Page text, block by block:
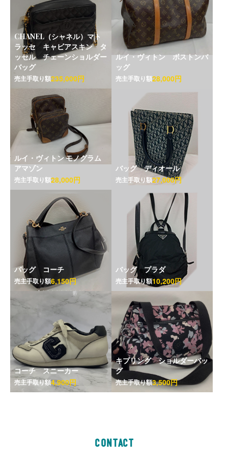
CHANEL（シャネル）マト
ラッセ キャビアスキン タ
ッセル チェーンショルダー
バッグ
売主手取り額235,000円
ルイ・ヴィトン ボストンバ
ッグ
売主手取り額28,000円
ルイ・ヴィトン モノグラム
アマゾン
売主手取り額28,000円
バッグ ディオール
売主手取り額27,000円
バッグ コーチ
売主手取り額6,150円
バッグ プラダ
売主手取り額10,200円
コーチ スニーカー
売主手取り額4,900円
キプリング ショルダーバッ
グ
売主手取り額3,500円
CONTACT